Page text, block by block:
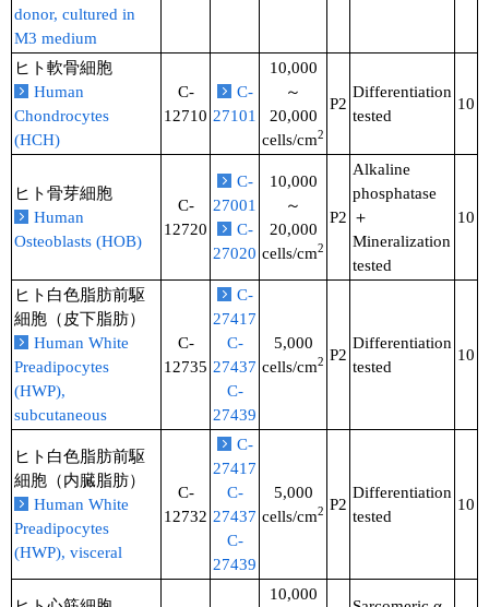
donor, cultured in
M3 medium
ヒト軟骨細胞
Human
Chondrocytes
(HCH)
C-
12710
C-
27101
10,000
～
20,000
cells/cm2
P2
Differentiation
tested
10
ヒト骨芽細胞
Human
Osteoblasts (HOB)
C-
12720
C-
27001
C-
27020
10,000
～
20,000
cells/cm2
P2
Alkaline
phosphatase
＋
Mineralization
tested
10
ヒト白色脂肪前駆
細胞（皮下脂肪）
Human White
Preadipocytes
(HWP),
subcutaneous
C-
12735
C-
27417
C-
27437
C-
27439
5,000
cells/cm2 P2
Differentiation
tested
10
ヒト白色脂肪前駆
細胞（内臓脂肪）
Human White
Preadipocytes
(HWP), visceral
C-
12732
C-
27417
C-
27437
C-
27439
5,000
cells/cm2 P2
Differentiation
tested
10
10,000